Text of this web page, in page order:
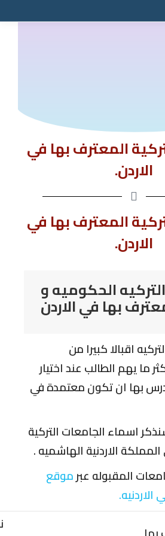
المعترف بها في
الاردن.
المعترف بها في
الاردن.
الحكوميه و
بها في الاردن
اقبالا كبيرا من
ما يهم الطالب عند اختيار
بها ان تكون معتمدة في
اسماء الجامعات التركية
الاردنية الهاشميه .
المقبوله عبرموقع
الاردنيه.